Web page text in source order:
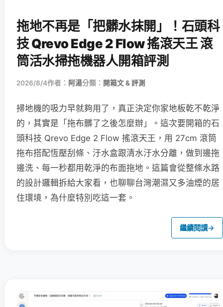
拖地不再是「把髒水抹開」！石頭科
技 Qrevo Edge 2 Flow 搖滾天王 滾
筒活水掃拖機器人開箱評測
2026/8/4作者： 阿湯分類： 開箱文 & 評測
掃地機的吸力早就夠用了，真正決定你家地板乾不乾淨
的，其實是「拖布髒了之後怎麼辦」。這次要開箱的石
頭科技 Qrevo Edge 2 Flow 搖滾天王，用 27cm 滾筒
拖布搭配恆壓刮條、汙水盒跟清水汙水分離，做到邊拖
邊洗、每一秒都用乾淨的布面拖地。這篇會從整條水路
的設計邏輯拆給大家看，也聊聊台灣潮濕又多油煙的居
住環境，為什麼特別吃這一套。
繼續閱讀→